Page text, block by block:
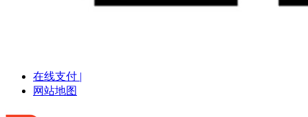
在线支付 |
网站地图